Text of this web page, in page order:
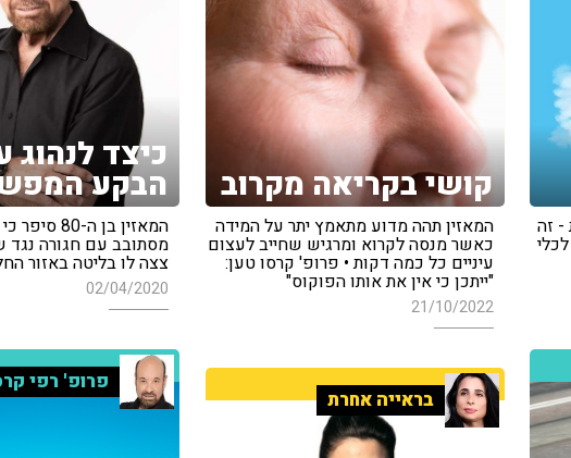
- זה
קושי בקריאה מקרוב
המאזין תהה מדוע מתאמץ יתר על המידה
כאשר מנסה לקרוא ומרגיש שחייב לעצום
עיניים כל כמה דקות • פרופ' קרסו טען:
"ייתכן כי אין את אותו הפוקוס"
21/10/2022
כיצד לנהוג
הבקע
המאזין בן
מסתובב עם חגורה
צצה לו בליטה באזור
02/04/2020
פרופ' רפי
בראייה אחרת